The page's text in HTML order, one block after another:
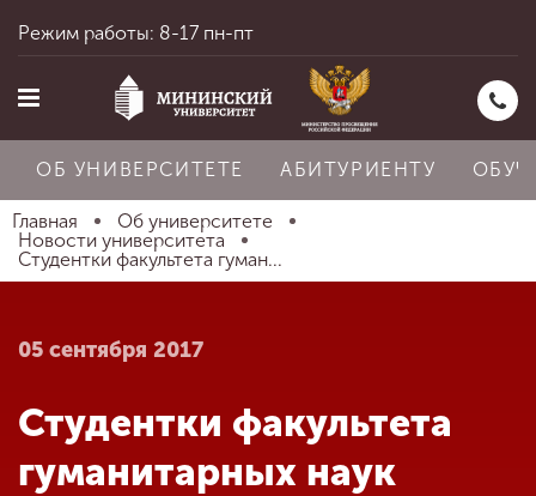
Главная
Абитуриенту
Режим работы: 8-17 пн-пт
ОБ УНИВЕРСИТЕТЕ АБИТУРИЕНТУ
Главная
Об университете
Новости университета
Студентки факультета гуман...
05 сентября 2017
Студентки факультета
гуманитарных наук